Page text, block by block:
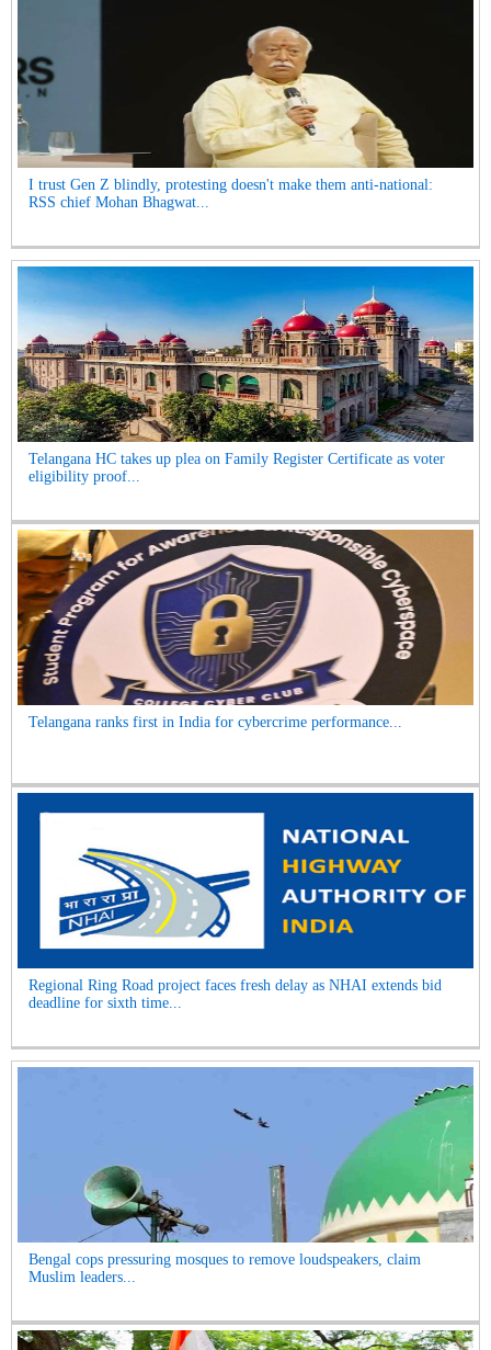
I trust Gen Z blindly, protesting doesn't make them anti-national:
RSS chief Mohan Bhagwat...
Telangana HC takes up plea on Family Register Certificate as voter
eligibility proof...
Telangana ranks first in India for cybercrime performance...
Regional Ring Road project faces fresh delay as NHAI extends bid
deadline for sixth time...
Bengal cops pressuring mosques to remove loudspeakers, claim
Muslim leaders...